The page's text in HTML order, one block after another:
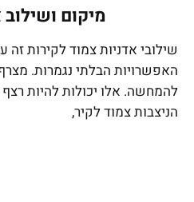
מיקום
שילובי אדניות צמוד לקירות
האפשרויות הבלתי נגמרות.
להמחשה. אלו יכולות להיות
הניצבות צמוד לקיר,